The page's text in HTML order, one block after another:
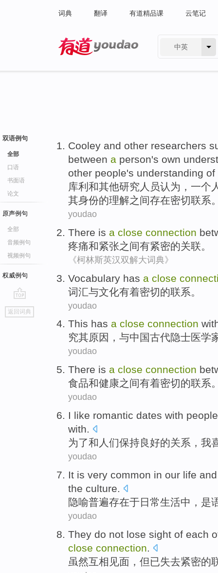
词典 翻译 有道精品课 云笔记
中英
双语例句
全部
口语
书面语
论文
原声例句
全部
音频例句
视频例句
权威例句
go
top
返回词典
Cooley and other researchers
between a person's own
other people's understanding of
库利 和其他研究人员认为 ， 一个
其身份的理解之间存在密切联系
youdao
There is a close connection
疼痛和紧张之间有紧密的关联。
《柯林斯英汉双解大词典》
Vocabulary has a close
词汇与文化有着密切的联系 。
youdao
This has a close connection
究其原因， 与中国古代隐士医学
youdao
There is a close connection
食品和健康之间有着密切的联系
youdao
I like romantic dates with people
with.
为了和 人们保持良好的关系 ， 我
youdao
It is very common in our life
the culture.
隐喻普遍存在于 日常生活中 ， 是
youdao
They do not lose sight of each
close connection
虽然互相 见面， 但已失去紧密的